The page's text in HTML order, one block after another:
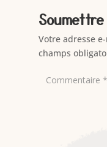
Votre adresse
champs